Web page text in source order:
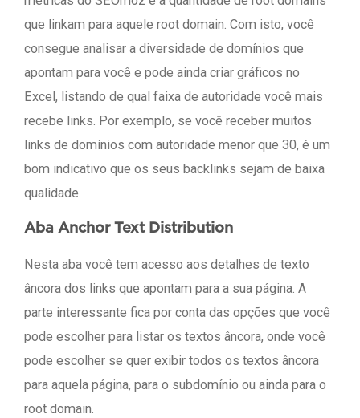
que linkam para aquele root domain. Com isto, você
consegue analisar a diversidade de domínios que
apontam para você e pode ainda criar gráficos no
Excel, listando de qual faixa de autoridade você mais
recebe links. Por exemplo, se você receber muitos
links de domínios com autoridade menor que 30, é um
bom indicativo que os seus backlinks sejam de baixa
qualidade.
Aba Anchor Text Distribution
Nesta aba você tem acesso aos detalhes de texto
âncora dos links que apontam para a sua página. A
parte interessante fica por conta das opções que você
pode escolher para listar os textos âncora, onde você
pode escolher se quer exibir todos os textos âncora
para aquela página, para o subdomínio ou ainda para o
root domain.